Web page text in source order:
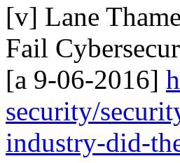
[v] Lane
Fail
[a 9-06-2016]
security/
industry-did-